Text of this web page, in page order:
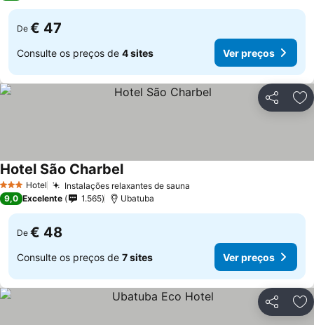
De € 47
Consulte os preços de 4 sites Ver preços
Partilhar
3 EstrelasHotel Instalações relaxantes de sauna
Hotel São Charbel
9,0 Excelente 1.565 Ubatuba
De € 48
Consulte os preços de 7 sites Ver preços
Partilhar